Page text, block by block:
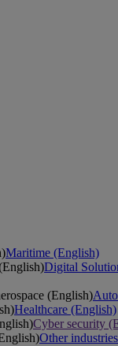
Maritime (English)
Digital
Healthcare (English)
Cyber security
Other